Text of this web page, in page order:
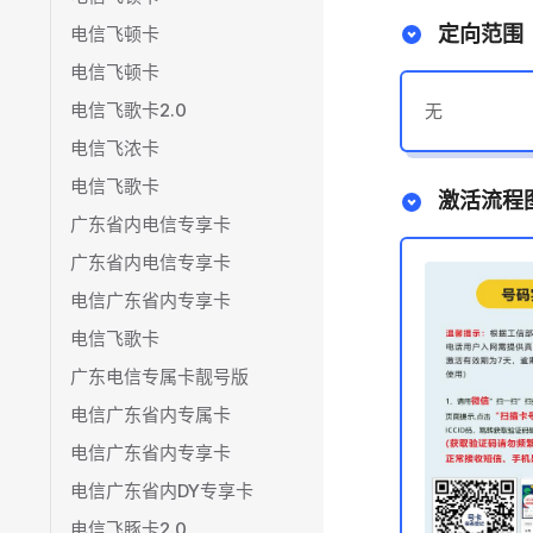
电信飞顿卡
电信飞顿卡
电信飞歌卡2.0
电信飞浓卡
电信飞歌卡
广东省内电信专享卡
广东省内电信专享卡
电信广东省内专享卡
电信飞歌卡
广东电信专属卡靓号版
电信广东省内专属卡
电信广东省内专享卡
电信广东省内DY专享卡
定向范围
无
激活流程